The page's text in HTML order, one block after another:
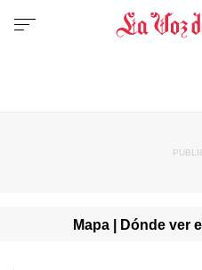
Mapa | Dónde ver